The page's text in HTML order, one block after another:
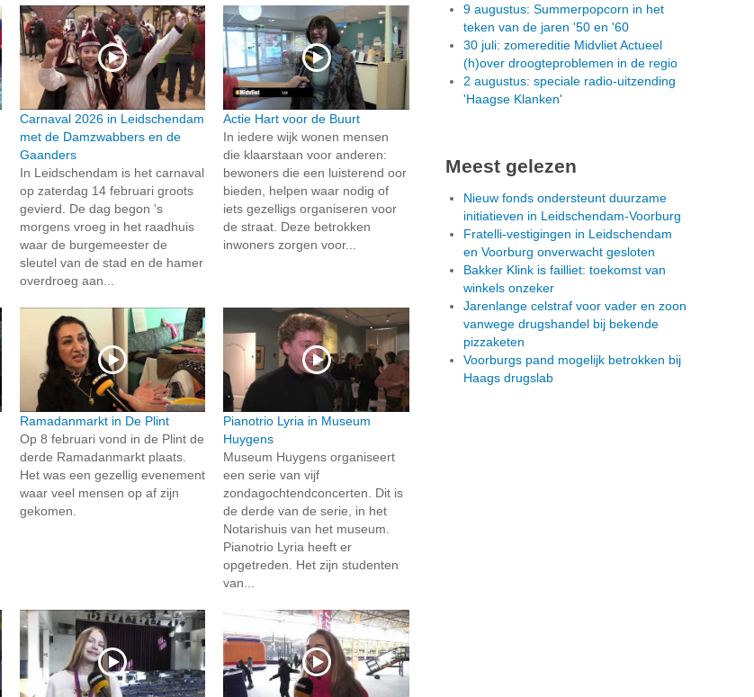
Carnaval 2026 in Leidschendam
met de Damzwabbers en de
Gaanders
In Leidschendam is het carnaval
op zaterdag 14 februari groots
gevierd. De dag begon 's
morgens vroeg in het raadhuis
waar de burgemeester de
sleutel van de stad en de hamer
overdroeg aan...
Actie Hart voor de Buurt
In iedere wijk wonen mensen
die klaarstaan voor anderen:
bewoners die een luisterend oor
bieden, helpen waar nodig of
iets gezelligs organiseren voor
de straat. Deze betrokken
inwoners zorgen voor...
Ramadanmarkt in De Plint
Op 8 februari vond in de Plint de
derde Ramadanmarkt plaats.
Het was een gezellig evenement
waar veel mensen op af zijn
gekomen.
Pianotrio Lyria in Museum
Huygens
Museum Huygens organiseert
een serie van vijf
zondagochtendconcerten. Dit is
de derde van de serie, in het
Notarishuis van het museum.
Pianotrio Lyria heeft er
opgetreden. Het zijn studenten
van...
9 augustus: Summerpopcorn in het
teken van de jaren '50 en '60
30 juli: zomereditie Midvliet Actueel
(h)over droogteproblemen in de regio
2 augustus: speciale radio-uitzending
'Haagse Klanken'
Meest gelezen
Nieuw fonds ondersteunt duurzame
initiatieven in Leidschendam-Voorburg
Fratelli-vestigingen in Leidschendam
en Voorburg onverwacht gesloten
Bakker Klink is failliet: toekomst van
winkels onzeker
Jarenlange celstraf voor vader en zoon
vanwege drugshandel bij bekende
pizzaketen
Voorburgs pand mogelijk betrokken bij
Haags drugslab